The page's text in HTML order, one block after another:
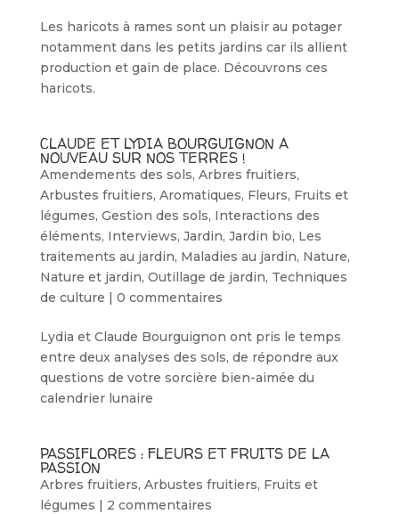
Les haricots à rames sont un plaisir au potager
notamment dans les petits jardins car ils allient
production et gain de place. Découvrons ces
haricots.
CLAUDE ET LYDIA BOURGUIGNON A
NOUVEAU SUR NOS TERRES !
Amendements des sols, Arbres fruitiers,
Arbustes fruitiers, Aromatiques, Fleurs, Fruits et
légumes, Gestion des sols, Interactions des
éléments, Interviews, Jardin, Jardin bio, Les
traitements au jardin, Maladies au jardin, Nature,
Nature et jardin, Outillage de jardin, Techniques
de culture | 0 commentaires
Lydia et Claude Bourguignon ont pris le temps
entre deux analyses des sols, de répondre aux
questions de votre sorcière bien-aimée du
calendrier lunaire
PASSIFLORES : FLEURS ET FRUITS DE LA
PASSION
Arbres fruitiers, Arbustes fruitiers, Fruits et
légumes | 2 commentaires